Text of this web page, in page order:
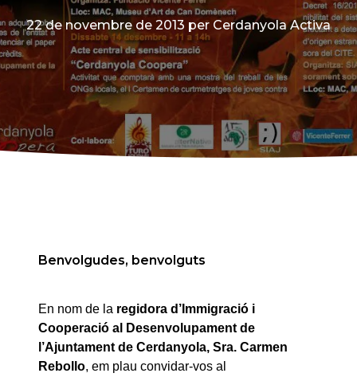
22 de novembre de 2013 per Cerdanyola Activa
Benvolgudes, benvolguts
En nom de la regidora d’Immigració i
Cooperació al Desenvolupament de
l’Ajuntament de Cerdanyola, Sra. Carmen
Rebollo, em plau convidar-vos al